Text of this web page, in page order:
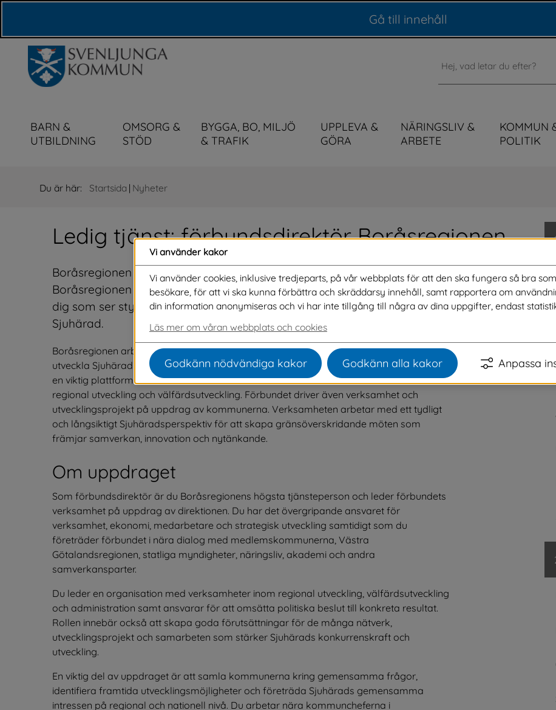
Gå till innehåll
Sök
BARN &
UTBILDNING
OMSORG &
STÖD
BYGGA, BO, MILJÖ
& TRAFIK
UPPLEVA &
GÖRA
NÄRINGSLIV &
ARBETE
KOMMUN
POLITIK
Du är här: Startsida | Nyheter
Ledig tjänst: förbundsdirektör Boråsregionen
Boråsregionen söker nu en förbundsdirektör som vill leda och vidareutveckla
Boråsregionen tillsammans med oss medlemskommuner. Det här är ett uppdrag för
dig som ser styrkan i samverkan och vill bidra till en hållbar utveckling för hela
Sjuhärad.
Boråsregionen arbetar tillsammans med de åtta medlemskommunerna för att fortsätta
utveckla Sjuhärad som en attraktiv och bra region att leva och verka i. Förbundet utgör
en viktig plattform för samverkan mellan kommunerna och bedriver verksamhet inom
regional utveckling och välfärdsutveckling. Förbundet driver även verksamhet och
utvecklingsprojekt på uppdrag av kommunerna. Verksamheten arbetar med ett tydligt
och långsiktigt Sjuhäradsperspektiv för att skapa gränsöverskridande möten som
främjar samverkan, innovation och nytänkande.
Om uppdraget
Som förbundsdirektör är du Boråsregionens högsta tjänsteperson och leder förbundets
verksamhet på uppdrag av direktionen. Du har det övergripande ansvaret för
verksamhet, ekonomi, medarbetare och strategisk utveckling samtidigt som du
företräder förbundet i nära dialog med medlemskommunerna, Västra
Götalandsregionen, statliga myndigheter, näringsliv, akademi och andra
samverkansparter.
Du leder en organisation med verksamheter inom regional utveckling, välfärdsutveckling
och administration samt ansvarar för att omsätta politiska beslut till konkreta resultat.
Rollen innebär också att skapa goda förutsättningar för de många nätverk,
utvecklingsprojekt och samarbeten som stärker Sjuhärads konkurrenskraft och
utveckling.
En viktig del av uppdraget är att samla kommunerna kring gemensamma frågor,
identifiera framtida utvecklingsmöjligheter och företräda Sjuhärads gemensamma
intressen på regional och nationell nivå. Du arbetar nära kommuncheferna i
Vi använder kakor
Vi använder cookies, inklusive tredjeparts, på vår webbplats för att den ska fungera så bra
besökare, för att vi ska kunna förbättra och skräddarsy innehåll, samt rapportera om
din information anonymiseras och vi har inte tillgång till några av dina uppgifter, endast
Läs mer om våran webbplats och cookies
Godkänn nödvändiga kakor Godkänn alla kakor Anpassa